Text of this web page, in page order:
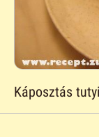
Káposztás tutyi